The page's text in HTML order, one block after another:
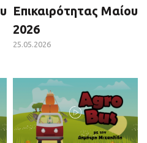
Επικαιρότητας Μαίου
2026
25.05.2026